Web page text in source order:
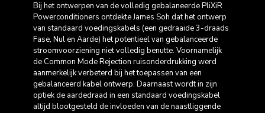
Bij het ontwerpen van de volledig gebalaneerde PliXiR
Powerconditioners ontdekte James Soh dat het ontwerp
van standaard voedingskabels (een gedraaide 3-draads
Fase, Nul en Aarde) het potentieel van gebalanceerde
stroomvoorziening niet volledig benutte. Voornamelijk
de Common Mode Rejection ruisonderdrukking werd
aanmerkelijk verbeterd bij het toepassen van een
gebalanceerd kabel ontwerp. Daarnaast wordt in zijn
optiek de aardedraad in een standaard voedingskabel
altijd blootgesteld de invloeden van de naastliggende